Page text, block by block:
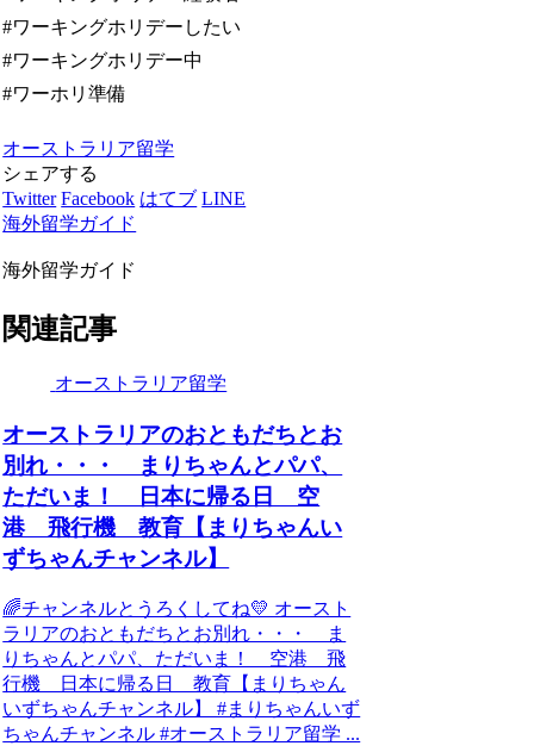
#ワーキングホリデーしたい
#ワーキングホリデー中
#ワーホリ準備
オーストラリア留学
シェアする
Twitter Facebook はてブ LINE
海外留学ガイド
海外留学ガイド
関連記事
オーストラリア留学
オーストラリアのおともだちとお
別れ・・・ まりちゃんとパパ、
ただいま！ 日本に帰る日 空
港 飛行機 教育【まりちゃんい
ずちゃんチャンネル】
🌈チャンネルとうろくしてね💛 オースト
ラリアのおともだちとお別れ・・・ ま
りちゃんとパパ、ただいま！ 空港 飛
行機 日本に帰る日 教育【まりちゃん
いずちゃんチャンネル】 #まりちゃんいず
ちゃんチャンネル #オーストラリア留学 ...